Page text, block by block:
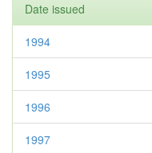
Date issued
1994
1995
1996
1997